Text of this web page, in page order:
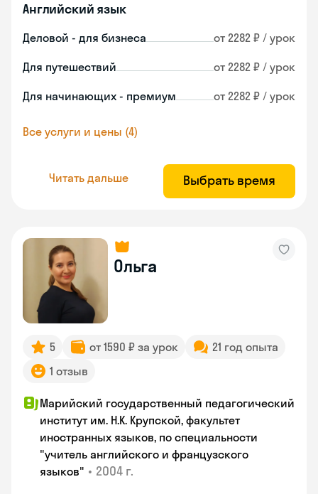
Английский язык
Деловой - для бизнеса от 2282 ₽ / урок
Для путешествий от 2282 ₽ / урок
Для начинающих - премиум от 2282 ₽ / урок
Все услуги и цены (4)
Читать дальше Выбрать время
Ольга
5 от 1590 ₽ за урок
21 год опыта
1 отзыв
Марийский государственный педагогический
институт им. Н.К. Крупской, факультет
иностранных языков, по специальности
"учитель английского и французского
языков" • 2004 г.